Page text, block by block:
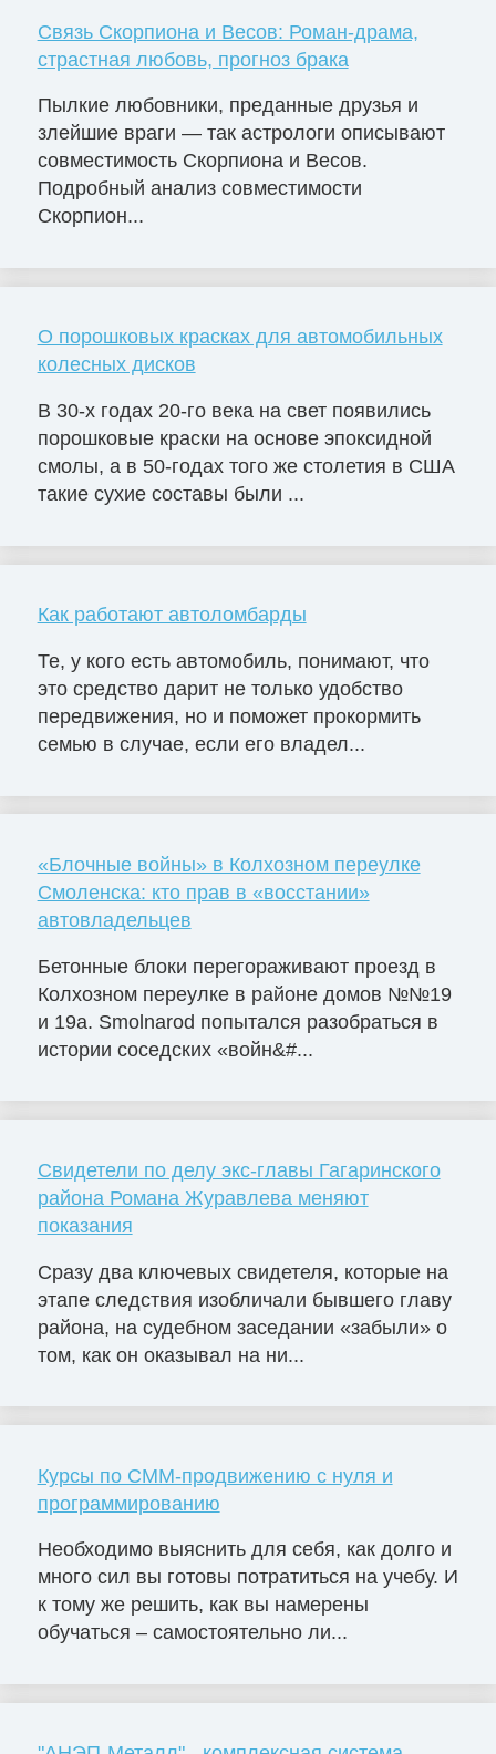
Связь Скорпиона и Весов: Роман-драма,
страстная любовь, прогноз брака
Пылкие любовники, преданные друзья и
злейшие враги — так астрологи описывают
совместимость Скорпиона и Весов.
Подробный анализ совместимости
Скорпион...
О порошковых красках для автомобильных
колесных дисков
В 30-х годах 20-го века на свет появились
порошковые краски на основе эпоксидной
смолы, а в 50-годах того же столетия в США
такие сухие составы были ...
Как работают автоломбарды
Те, у кого есть автомобиль, понимают, что
это средство дарит не только удобство
передвижения, но и поможет прокормить
семью в случае, если его владел...
«Блочные войны» в Колхозном переулке
Смоленска: кто прав в «восстании»
автовладельцев
Бетонные блоки перегораживают проезд в
Колхозном переулке в районе домов №№19
и 19а. Smolnarod попытался разобраться в
истории соседских «войн&#...
Свидетели по делу экс-главы Гагаринского
района Романа Журавлева меняют
показания
Сразу два ключевых свидетеля, которые на
этапе следствия изобличали бывшего главу
района, на судебном заседании «забыли» о
том, как он оказывал на ни...
Курсы по СММ-продвижению с нуля и
программированию
Необходимо выяснить для себя, как долго и
много сил вы готовы потратиться на учебу. И
к тому же решить, как вы намерены
обучаться – самостоятельно ли...